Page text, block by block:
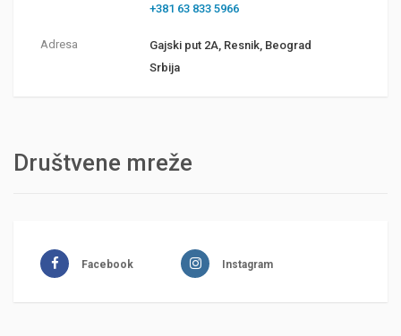
+381 63 833 5966
Adresa
Gajski put 2A, Resnik, Beograd
Srbija
Društvene mreže
Facebook Instagram